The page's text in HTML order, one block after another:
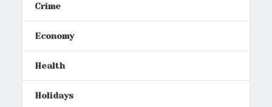
Crime
Economy
Health
Holidays